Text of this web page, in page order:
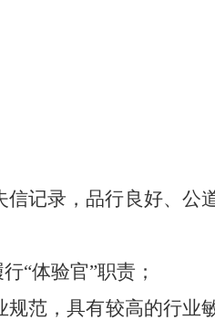
信记录 ，品行良好、公
行“体验官”职责；
规范，具有较高的行业